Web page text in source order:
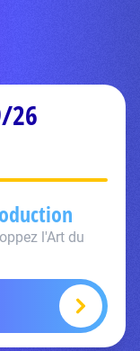
26
l'Art du